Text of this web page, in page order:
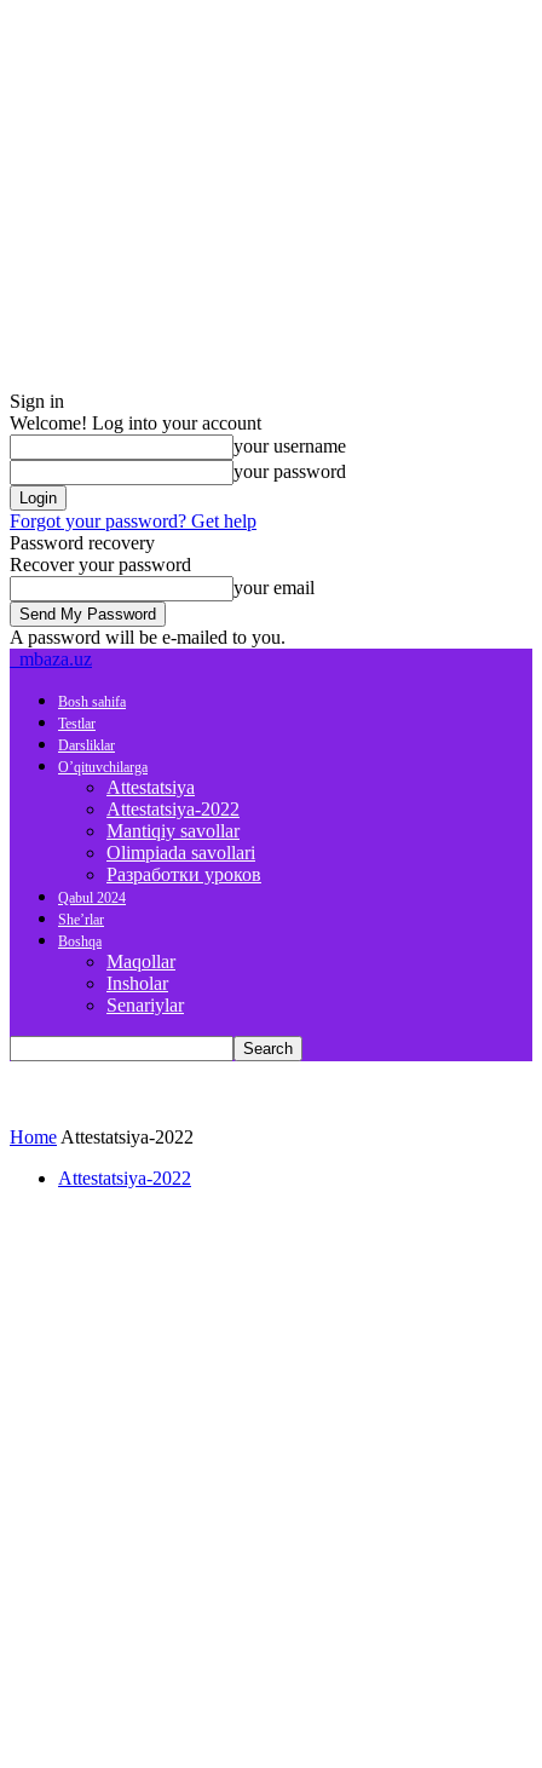
Sign in
Welcome! Log into your account
your username
your password
Forgot your password? Get help
Password recovery
Recover your password
your email
A password will be e-mailed to you.
mbaza.uz
Bosh sahifa
Testlar
Darsliklar
O’qituvchilarga
Attestatsiya
Attestatsiya-2022
Mantiqiy savollar
Olimpiada savollari
Разработки уроков
Qabul 2024
She’rlar
Boshqa
Maqollar
Insholar
Senariylar
Home Attestatsiya-2022
Attestatsiya-2022